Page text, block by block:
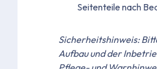
Seitenteile nach
Sicherheitshinweis:
Aufbau und der